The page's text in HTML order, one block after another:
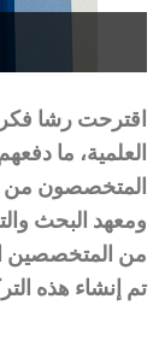
اقترحت رشا
العلمية، ما
المتخصصون من
ومعهد البحث
من المتخصصين
تم إنشاء هذه